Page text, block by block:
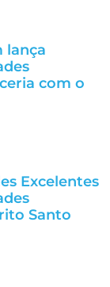
lança
com o
Excelentes
Santo